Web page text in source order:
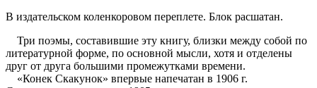
В издательском коленкоровом переплете. Блок расшатан.
Три поэмы, составившие эту книгу, близки между собой по
литературной форме, по основной мысли, хотя и отделены
друг от друга большими промежутками времени.
«Конек Скакунок» впервые напечатан в 1906 г.